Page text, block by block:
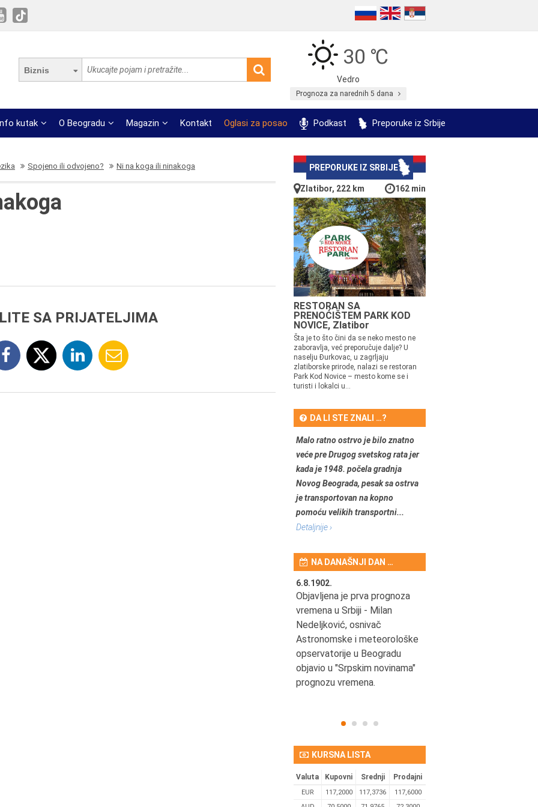
Biznis
30 ℃
Vedro
Prognoza za narednih 5 dana
kutak O Beogradu Magazin Kontakt Oglasi za posao Podkast Preporuke iz Srbije
Spojeno ili odvojeno? Ni na koga ili ninakoga
SA PRIJATELJIMA
PREPORUKE IZ SRBIJE
Zlatibor, 222 km 162 min
RESTORAN SA
PRENOĆIŠTEM PARK KOD
NOVICE, Zlatibor
Šta je to što čini da se neko mesto ne
zaboravlja, već preporučuje dalje? U
naselju Đurkovac, u zagrljaju
zlatiborske prirode, nalazi se restoran
Park Kod Novice – mesto kome se i
turisti i lokalci u...
DA LI STE ZNALI …?
Malo ratno ostrvo je bilo znatno
veće pre Drugog svetskog rata jer
kada je 1948. počela gradnja
Novog Beograda, pesak sa ostrva
je transportovan na kopno
pomoću velikih transportni...
Detaljnije ›
NA DANAŠNJI DAN …
6.8.1902.
Objavljena je prva prognoza
vremena u Srbiji - Milan
Nedeljković, osnivač
Astronomske i meteorološke
opservatorije u Beogradu
objavio u "Srpskim novinama"
prognozu vremena.
KURSNA LISTA
Valuta Kupovni Srednji Prodajni
EUR 117,2000 117,3736
117,6000